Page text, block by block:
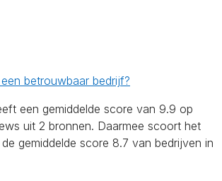
betrouwbaar bedrijf?
een gemiddelde score van 9.9 op
uit 2 bronnen. Daarmee scoort het
gemiddelde score 8.7 van bedrijven in